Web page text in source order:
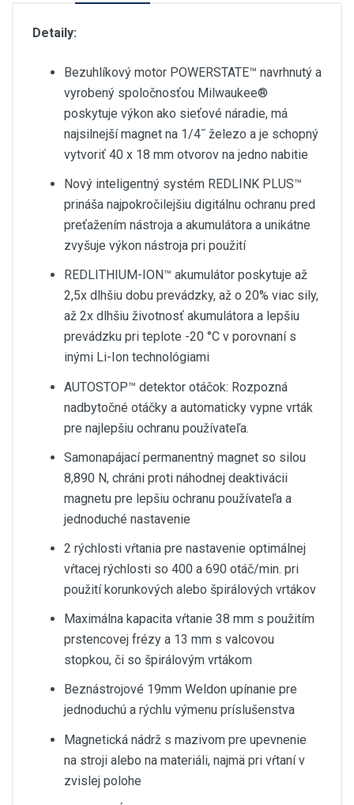
Detaily:
Bezuhlíkový motor POWERSTATE™ navrhnutý a
vyrobený spoločnosťou Milwaukee®
poskytuje výkon ako sieťové náradie, má
najsilnejší magnet na 1/4˝ železo a je schopný
vytvoriť 40 x 18 mm otvorov na jedno nabitie
Nový inteligentný systém REDLINK PLUS™
prináša najpokročilejšiu digitálnu ochranu pred
preťažením nástroja a akumulátora a unikátne
zvyšuje výkon nástroja pri použití
REDLITHIUM-ION™ akumulátor poskytuje až
2,5x dlhšiu dobu prevádzky, až o 20% viac sily,
až 2x dlhšiu životnosť akumulátora a lepšiu
prevádzku pri teplote -20 °C v porovnaní s
inými Li-Ion technológiami
AUTOSTOP™ detektor otáčok: Rozpozná
nadbytočné otáčky a automaticky vypne vrták
pre najlepšiu ochranu používateľa.
Samonapájací permanentný magnet so silou
8,890 N, chráni proti náhodnej deaktivácii
magnetu pre lepšiu ochranu používateľa a
jednoduché nastavenie
2 rýchlosti vŕtania pre nastavenie optimálnej
vŕtacej rýchlosti so 400 a 690 otáč/min. pri
použití korunkových alebo špirálových vrtákov
Maximálna kapacita vŕtanie 38 mm s použitím
prstencovej frézy a 13 mm s valcovou
stopkou, či so špirálovým vrtákom
Beznástrojové 19mm Weldon upínanie pre
jednoduchú a rýchlu výmenu príslušenstva
Magnetická nádrž s mazivom pre upevnenie
na stroji alebo na materiáli, najmä pri vŕtaní v
zvislej polohe